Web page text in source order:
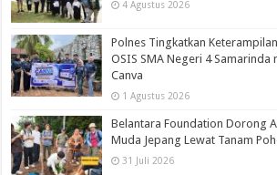
4 Agustus 2026
Polnes Tingkatkan
OSIS SMA Negeri 4 Samarinda
Canva
1 Agustus 2026
Belantara Foundation Dorong
Muda Jepang Lewat Tanam
31 Juli 2026